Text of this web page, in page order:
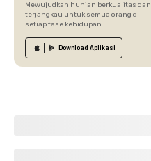
Mewujudkan hunian berkualitas dan
terjangkau untuk semua orang di
setiap fase kehidupan.
Download Aplikasi